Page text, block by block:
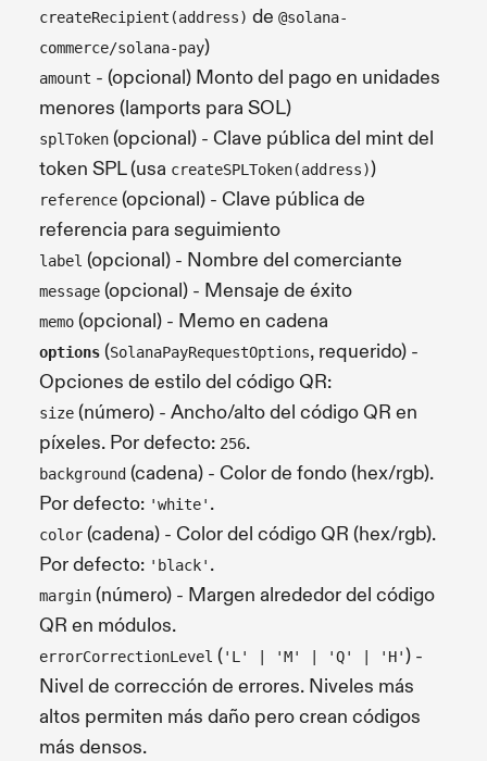
createRecipient(address) de @solana-
commerce/solana-pay)
amount - (opcional) Monto del pago en unidades
menores (lamports para SOL)
splToken (opcional) - Clave pública del mint del
token SPL (usa createSPLToken(address))
reference (opcional) - Clave pública de
referencia para seguimiento
label (opcional) - Nombre del comerciante
message (opcional) - Mensaje de éxito
memo (opcional) - Memo en cadena
options (SolanaPayRequestOptions, requerido) -
Opciones de estilo del código QR:
size (número) - Ancho/alto del código QR en
píxeles. Por defecto: 256.
background (cadena) - Color de fondo (hex/rgb).
Por defecto: 'white' .
color (cadena) - Color del código QR (hex/rgb).
Por defecto: 'black' .
margin (número) - Margen alrededor del código
QR en módulos.
errorCorrectionLevel ('L' | 'M' | 'Q' | 'H') -
Nivel de corrección de errores. Niveles más
altos permiten más daño pero crean códigos
más densos.